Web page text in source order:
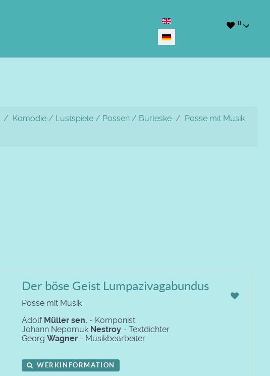
Sprache auswählen 0
Komödie / Lustspiele / Possen / Burleske
Posse mit Musik
Der böse Geist Lumpazivagabundus
Posse mit Musik
Adolf Müller sen. - Komponist
Johann Nepomuk Nestroy - Textdichter
Georg Wagner - Musikbearbeiter
WERKINFORMATION